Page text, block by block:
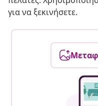
για να ξεκινήσετε.